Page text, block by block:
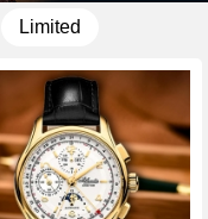
Limited